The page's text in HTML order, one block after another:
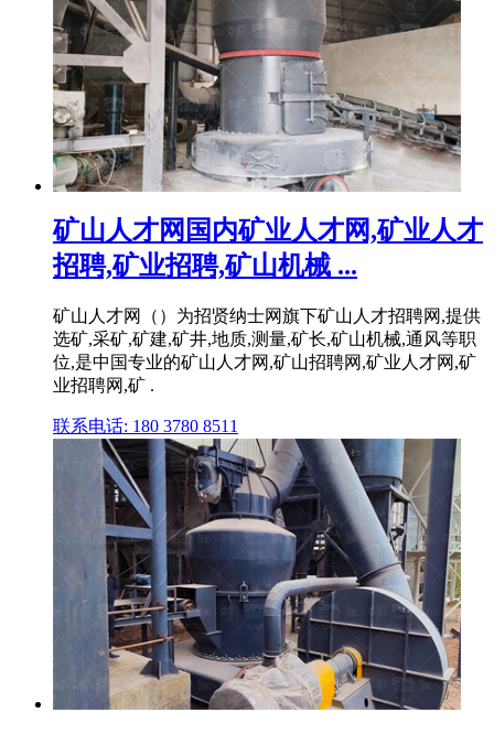
矿山人才网国内矿业人才网,矿业人才
招聘,矿业招聘,矿山机械 ...
矿山人才网（）为招贤纳士网旗下矿山人才招聘网,提供
选矿,采矿,矿建,矿井,地质,测量,矿长,矿山机械,通风等职
位,是中国专业的矿山人才网,矿山招聘网,矿业人才网,矿
业招聘网,矿 .
联系电话: 180 3780 8511